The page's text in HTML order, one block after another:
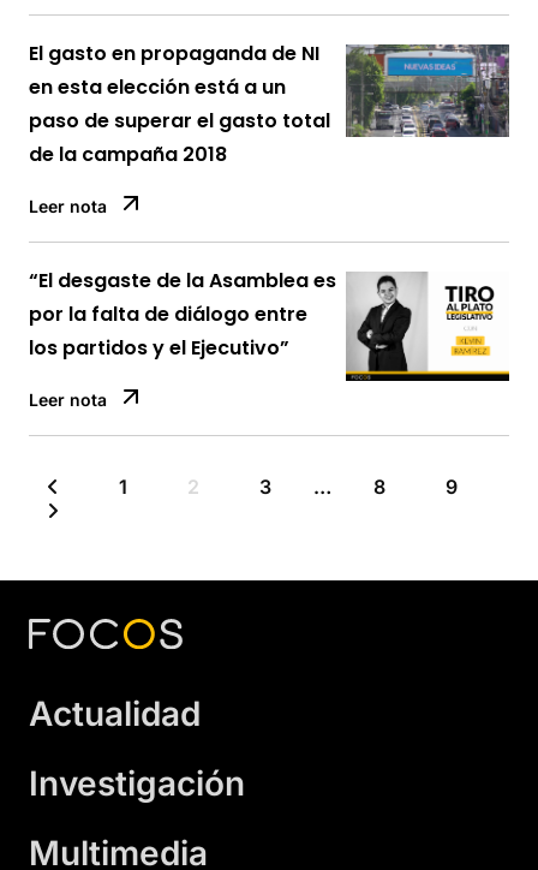
El gasto en propaganda de NI
en esta elección está a un
paso de superar el gasto total
de la campaña 2018
Leer nota
“El desgaste de la Asamblea es
por la falta de diálogo entre
los partidos y el Ejecutivo”
Leer nota
1 2 3 … 8 9
Actualidad
Investigación
Multimedia